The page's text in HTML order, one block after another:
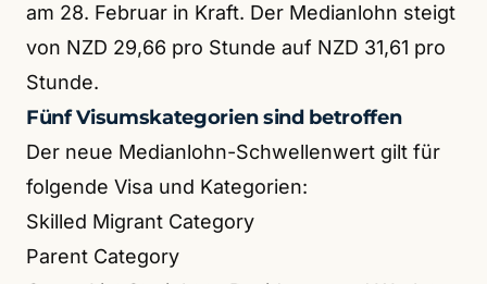
am 28. Februar in Kraft. Der Medianlohn steigt
von NZD 29,66 pro Stunde auf NZD 31,61 pro
Stunde.
Fünf Visumskategorien sind betroffen
Der neue Medianlohn-Schwellenwert gilt für
folgende Visa und Kategorien:
Skilled Migrant Category
Parent Category